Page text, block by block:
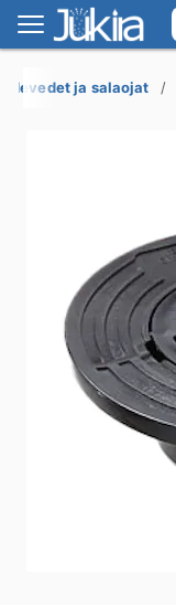
Siirry
navigointiin
Siirry
sisältöön
ja salaojat